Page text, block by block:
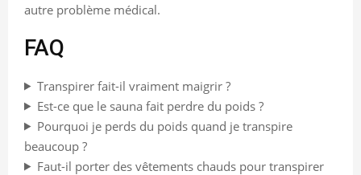
autre problème médical.
FAQ
Transpirer fait-il vraiment maigrir ?
Est-ce que le sauna fait perdre du poids ?
Pourquoi je perds du poids quand je transpire
beaucoup ?
Faut-il porter des vêtements chauds pour transpirer